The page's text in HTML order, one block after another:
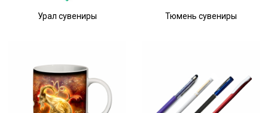
Урал сувениры Тюмень сувениры